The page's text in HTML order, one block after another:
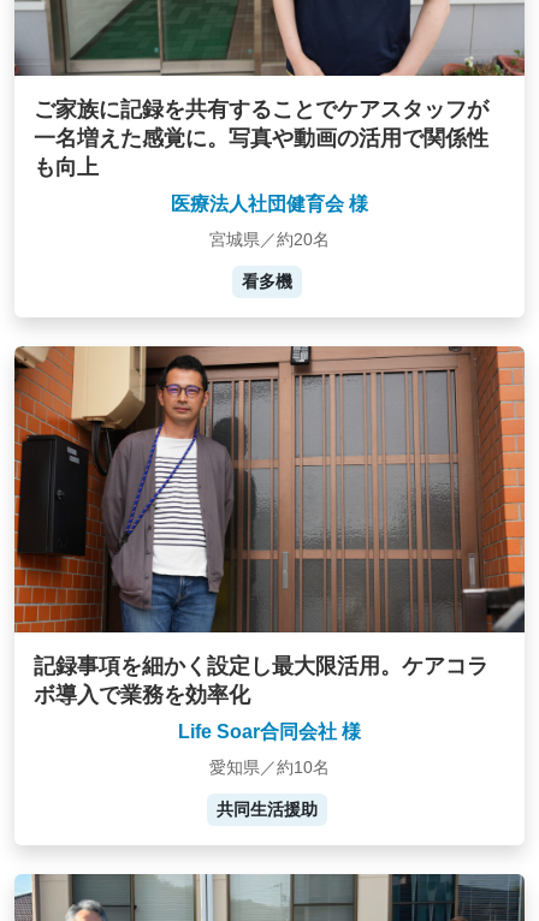
ご家族に記録を共有することでケアスタッフが
一名増えた感覚に。写真や動画の活用で関係性
も向上
医療法人社団健育会 様
宮城県／約20名
看多機
記録事項を細かく設定し最大限活用。ケアコラ
ボ導入で業務を効率化
Life Soar合同会社 様
愛知県／約10名
共同生活援助